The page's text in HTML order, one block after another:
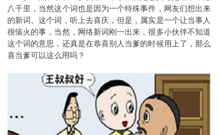
八千里，当然这个词也是因为一个特殊事件，网友们想出来
的新词。这个词，听上去喜庆，但是，属实是一个让当事人
很恼火的事，当然，网络新词刚一出来，很多小伙伴不知道
这个词的意思，还真是在恭喜别人当爹的时候用上了，那么
喜当爹可以这么用吗？